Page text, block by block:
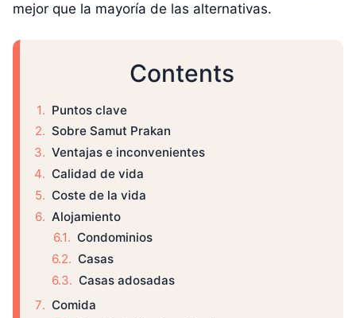
mejor que la mayoría de las alternativas.
Contents
Puntos clave
Sobre Samut Prakan
Ventajas e inconvenientes
Calidad de vida
Coste de la vida
Alojamiento
Condominios
Casas
Casas adosadas
Comida